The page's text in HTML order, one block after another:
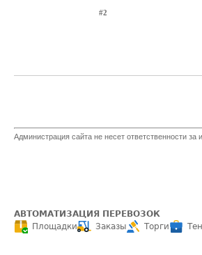
#2
Администрация сайта не несет ответственности
АВТОМАТИЗАЦИЯ ПЕРЕВОЗОК
Площадки
Заказы Торги